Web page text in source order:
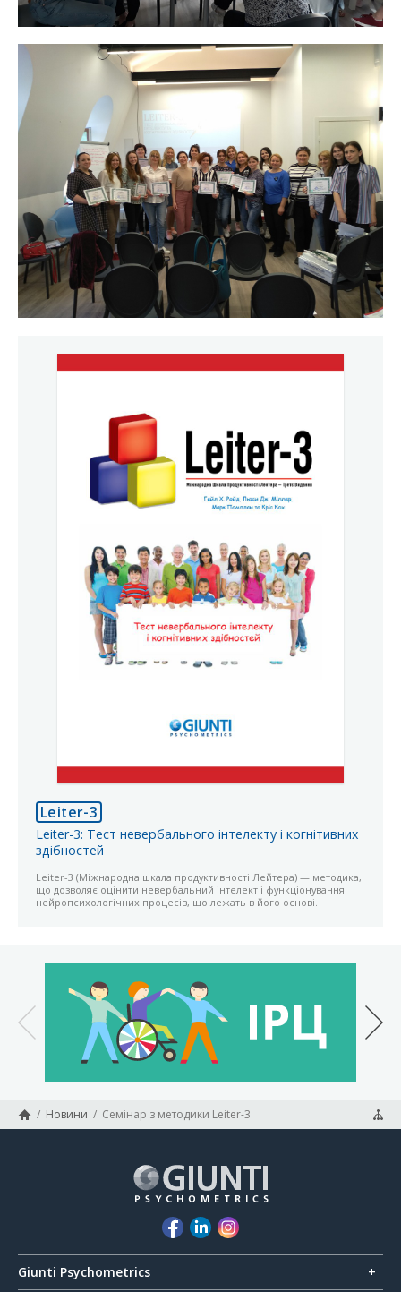
Leiter-3
Leiter-3: Тест невербального інтелекту і когнітивних
здібностей
Leiter-3 (Міжнародна шкала продуктивності Лейтера) — методика,
що дозволяє оцінити невербальний інтелект і функціонування
нейропсихологічних процесів, що лежать в його основі.
/ Новини / Семінар з методики Leiter-3
Giunti Psychometrics